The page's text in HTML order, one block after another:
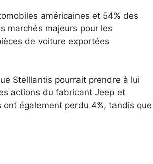
américaines et 54% des
marchés majeurs pour les
de voiture exportées
Stelllantis pourrait prendre à lui
actions du fabricant Jeep et
également perdu 4%, tandis que